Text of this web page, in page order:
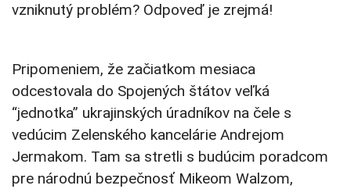
vzniknutý problém? Odpoveď je zrejmá!
Pripomeniem, že začiatkom mesiaca
odcestovala do Spojených štátov veľká
“jednotka” ukrajinských úradníkov na čele s
vedúcim Zelenského kancelárie Andrejom
Jermakom. Tam sa stretli s budúcim poradcom
pre národnú bezpečnosť Mikeom Walzom,